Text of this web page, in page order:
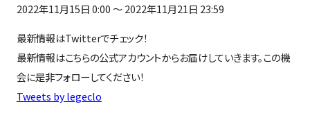
2022年11月15日 0:00 ～ 2022年11月21日 23:59
最新情報はTwitterでチェック！
最新情報はこちらの公式アカウントからお届けしていきます。この機
会に是非フォローしてください！
Tweets by legeclo